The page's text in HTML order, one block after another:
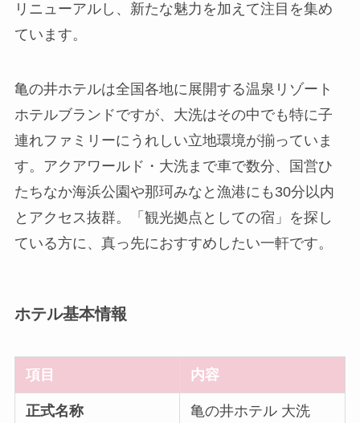
リニューアルし、新たな魅力を加えて注目を集め
ています。
亀の井ホテルは全国各地に展開する温泉リゾート
ホテルブランドですが、大洗はその中でも特に子
連れファミリーにうれしい立地環境が揃っていま
す。アクアワールド・大洗まで車で数分、国営ひ
たちなか海浜公園や那珂みなと漁港にも30分以内
とアクセス抜群。「観光拠点としての宿」を探し
ている方に、真っ先におすすめしたい一軒です。
ホテル基本情報
項目 内容
正式名称 亀の井ホテル 大洗